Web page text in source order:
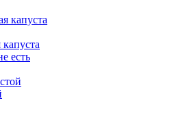
капуста
есть